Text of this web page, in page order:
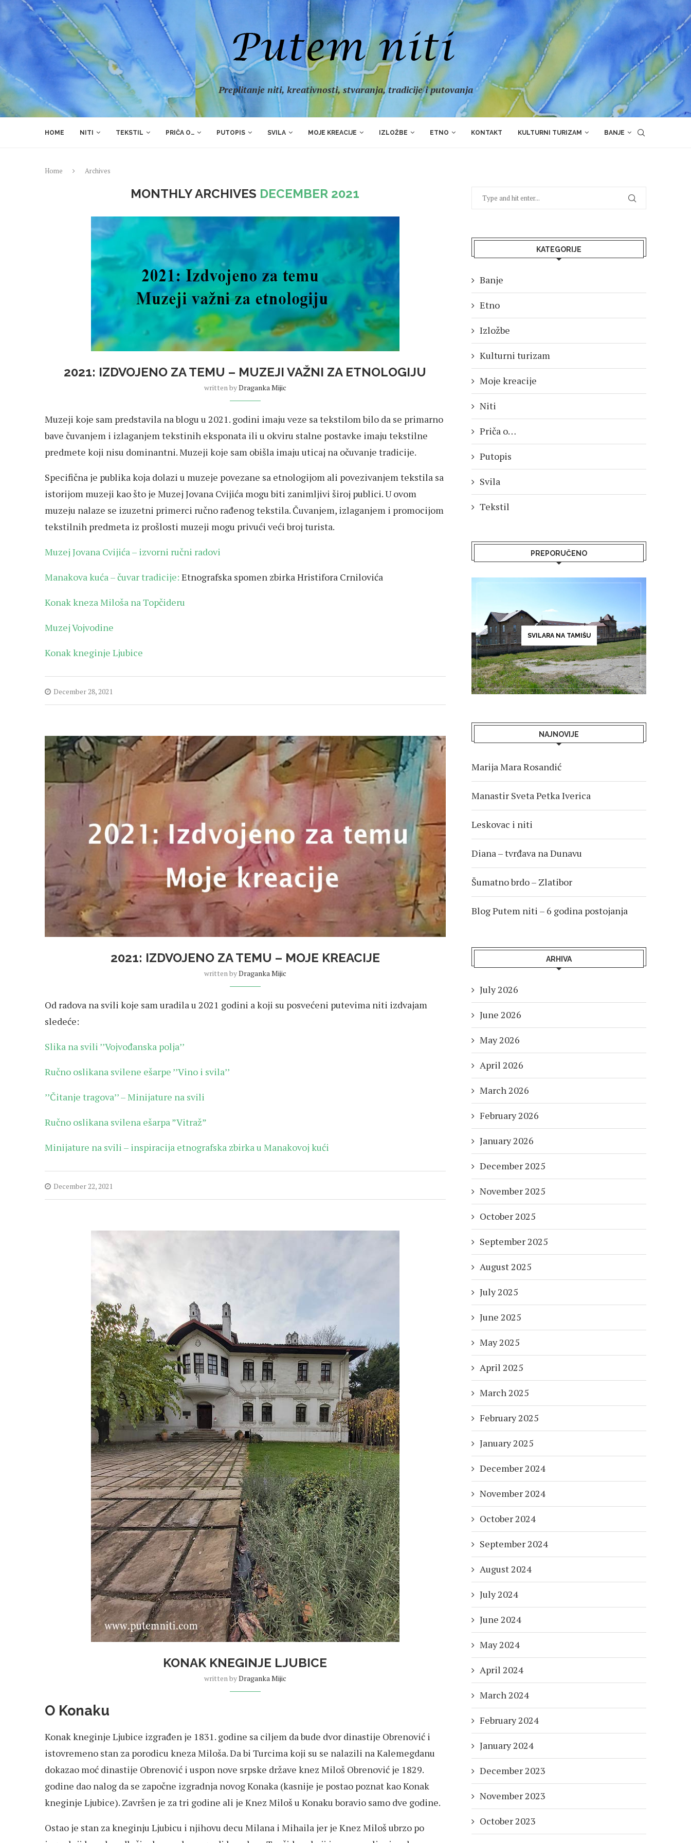
Preplitanje niti, kreativnosti, stvaranja, tradicije i putovanja
HOME NITI TEKSTIL PRIČA O… PUTOPIS SVILA MOJE KREACIJE IZLOŽBE ETNO KONTAKT KULTURNI TURIZAM BANJE
Home Archives
MONTHLY ARCHIVES DECEMBER 2021
2021: IZDVOJENO ZA TEMU – MUZEJI VAŽNI ZA ETNOLOGIJU
written byDraganka Mijic
Muzeji koje sam predstavila na blogu u 2021. godini imaju veze sa tekstilom bilo da se primarno
bave čuvanjem i izlaganjem tekstinih eksponata ili u okviru stalne postavke imaju tekstilne
predmete koji nisu dominantni. Muzeji koje sam obišla imaju uticaj na očuvanje tradicije.
Specifična je publika koja dolazi u muzeje povezane sa etnologijom ali povezivanjem tekstila sa
istorijom muzeji kao što je Muzej Jovana Cvijića mogu biti zanimljivi široj publici. U ovom
muzeju nalaze se izuzetni primerci ručno rađenog tekstila. Čuvanjem, izlaganjem i promocijom
tekstilnih predmeta iz prošlosti muzeji mogu privući veći broj turista.
Muzej Jovana Cvijića – izvorni ručni radovi
Manakova kuća – čuvar tradicije: Etnografska spomen zbirka Hristifora Crnilovića
Konak kneza Miloša na Topčideru
Muzej Vojvodine
Konak kneginje Ljubice
December 28, 2021
2021: IZDVOJENO ZA TEMU – MOJE KREACIJE
written byDraganka Mijic
Od radova na svili koje sam uradila u 2021 godini a koji su posvećeni putevima niti izdvajam
sledeće:
Slika na svili ’’Vojvođanska polja’’
Ručno oslikana svilene ešarpe ’’Vino i svila’’
’’Čitanje tragova’’ – Minijature na svili
Ručno oslikana svilena ešarpa ”Vitraž”
Minijature na svili – inspiracija etnografska zbirka u Manakovoj kući
December 22, 2021
KONAK KNEGINJE LJUBICE
written byDraganka Mijic
O Konaku
Konak kneginje Ljubice izgrađen je 1831. godine sa ciljem da bude dvor dinastije Obrenović i
istovremeno stan za porodicu kneza Miloša. Da bi Turcima koji su se nalazili na Kalemegdanu
dokazao moć dinastije Obrenović i uspon nove srpske države knez Miloš Obrenović je 1829.
godine dao nalog da se započne izgradnja novog Konaka (kasnije je postao poznat kao Konak
kneginje Ljubice). Završen je za tri godine ali je Knez Miloš u Konaku boravio samo dve godine.
Ostao je stan za kneginju Ljubicu i njihovu decu Milana i Mihaila jer je Knez Miloš ubrzo po
KATEGORIJE
Banje
Etno
Izložbe
Kulturni turizam
Moje kreacije
Niti
Priča o…
Putopis
Svila
Tekstil
PREPORUČENO
SVILARA NA TAMIŠU
NAJNOVIJE
Marija Mara Rosandić
Manastir Sveta Petka Iverica
Leskovac i niti
Diana – tvrđava na Dunavu
Šumatno brdo – Zlatibor
Blog Putem niti – 6 godina postojanja
ARHIVA
July 2026
June 2026
May 2026
April 2026
March 2026
February 2026
January 2026
December 2025
November 2025
October 2025
September 2025
August 2025
July 2025
June 2025
May 2025
April 2025
March 2025
February 2025
January 2025
December 2024
November 2024
October 2024
September 2024
August 2024
July 2024
June 2024
May 2024
April 2024
March 2024
February 2024
January 2024
December 2023
November 2023
October 2023